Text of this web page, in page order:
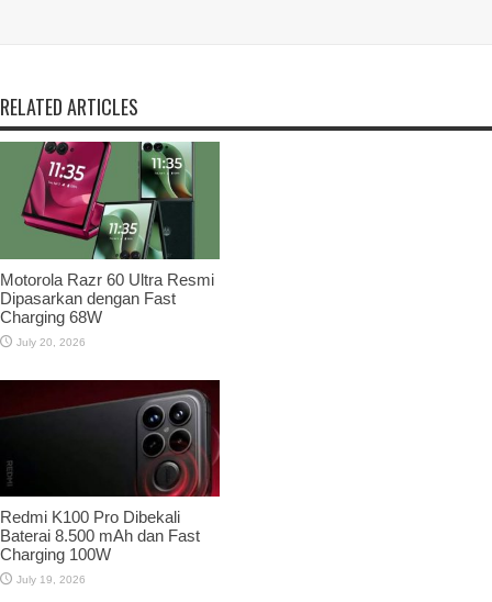
RELATED ARTICLES
Motorola Razr 60 Ultra Resmi
Dipasarkan dengan Fast
Charging 68W
July 20, 2026
Redmi K100 Pro Dibekali
Baterai 8.500 mAh dan Fast
Charging 100W
July 19, 2026